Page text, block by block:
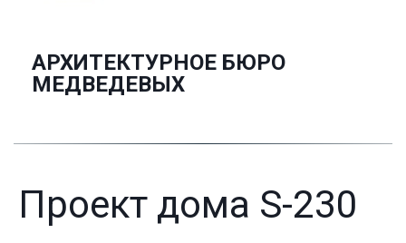
АРХИТЕКТУРНОЕ БЮРО
­МЕДВЕДЕВЫХ
Проект дома S-230